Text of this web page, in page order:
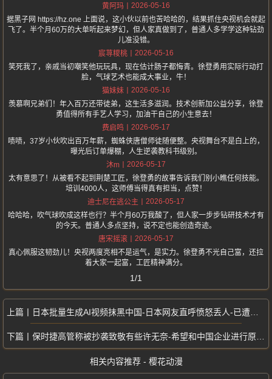
黄阿玛
2026-05-16
据黑子网 https://hz.one 上面说，这小伙以前也苦哈哈的，结果抓住央视机会就起
飞了。半个月60万的大单听起来梦幻，但人家真做到了，普通人多学学这种钻劲
儿准没错。
宸荨糭桃
2026-05-16
笑死我了，亲戚当初嘲笑他玩玩具，现在估计肠子都悔青。徐登勇用实际行动打
脸，气球艺术也能成大事业，牛！
猫妹妹
2026-05-16
羡慕啊兄弟们！年入百万还带徒弟，这生活多滋润。技术创新加公益分享，徐登
勇值得所有手艺人学习，加油干自己的小生意去！
费启鸣
2026-05-17
啧啧，37岁小伙吹出百万年薪，蜘蛛侠唐僧师徒随便整。央视舞台不是白上的，
曝光后订单爆棚，人生逆袭教科书级别。
沐m
2026-05-17
太有意思了！从被看不起到荆楚工匠，徐登勇的故事告诉我们别小瞧任何技能。
培训4000人，这师傅当得真有担当，点赞！
迪士尼在逃公主
2026-05-17
哈哈哈，吹气球吹成这样也行？半个月60万我酸了，但人家一步步钻研技术才有
的今天。普通人多点坚持，说不定也能创造奇迹。
唐宋摇滚
2026-05-17
真心佩服这韧劲儿！央视两度亮相不是运气，是实力。徐登勇不光自己富，还拉
着大家一起富，工匠精神满分。
1/1
日本批量生成AI视频抹黑中国-日本网友直呼愤怒丢人-已遭到日本民众唾骂
保时捷高管称被抄袭致敬有些许无奈-希望和中国企业进行原创设计上的交流
相关内容推荐 - 樱花动漫